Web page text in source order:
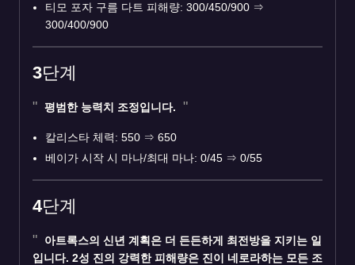
티모 포자 구름 다트 피해량: 300/450/900 ⇒
300/400/900
3단계
평범한 능력치 조정입니다.
칼리스타 체력: 550 ⇒ 650
베이가 시작 시 마나/최대 마나: 0/45 ⇒ 0/55
4단계
아트록스의 신년 계획은 더 든든하게 최전방을 지키는 일
입니다. 2성 진의 강력한 피해량은 진이 네로라하는 모든 조